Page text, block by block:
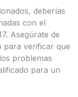
deberías
con el
Asegúrate de
para verificar que
problemas
para un